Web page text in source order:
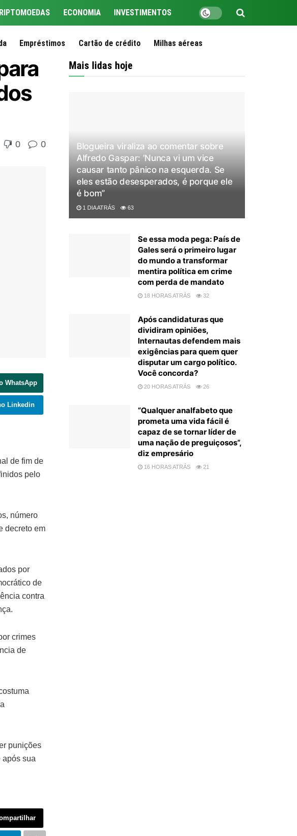
ECONOMIA INVESTIMENTOS
Empréstimos Cartão de crédito Milhas aéreas
0 0
WhatsApp
Linkedin
de fim de
pelo
número
decreto em
por
de
contra
crimes
de
punições
após sua
Mais lidas hoje
Blogueira viraliza ao comentar sobre
Alfredo Gaspar: ‘Nunca vi um vice
causar tanto pânico na esquerda. Se
eles estão desesperados, é porque ele
é bom”
1 DIA ATRÁS 63
Se essa moda pega: País de
Gales será o primeiro lugar
do mundo a transformar
mentira política em crime
com perda de mandato
18 HORAS ATRÁS 32
Após candidaturas que
dividiram opiniões,
Internautas defendem mais
exigências para quem quer
disputar um cargo político.
Você concorda?
20 HORAS ATRÁS 26
“Qualquer analfabeto que
prometa uma vida fácil é
capaz de se tornar líder de
uma nação de preguiçosos”,
diz empresário
16 HORAS ATRÁS 21